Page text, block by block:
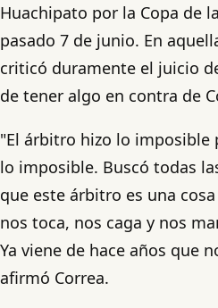
Huachipato por la Copa de
pasado 7 de junio. En
criticó duramente el juicio
de tener algo en contra de
"El árbitro hizo lo imposible
lo imposible. Buscó todas
que este árbitro es una
nos toca, nos caga y nos
Ya viene de hace años que
afirmó Correa.